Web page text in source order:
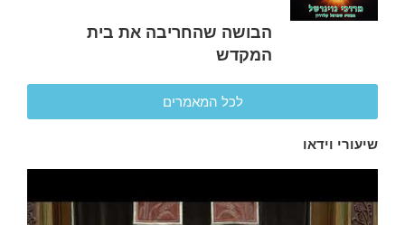
הבושה שהחריבה את בית
המקדש
לכל המאמרים
שיעורי וידאו